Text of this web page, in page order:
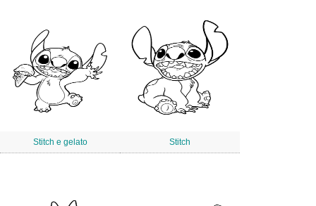
Stitch e gelato Stitch